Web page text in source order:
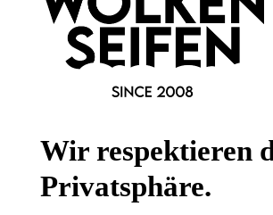
Wissenswertes
Vertrag widerrufen
Wir respektieren
Privatsphäre.